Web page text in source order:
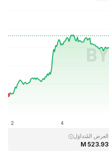
العرض المُتداوَل
523.93 M